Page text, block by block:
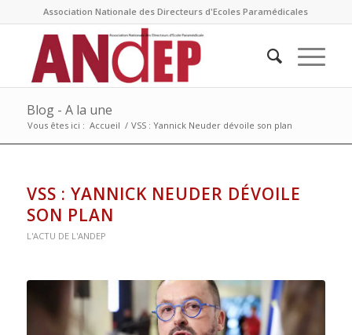
Association Nationale des Directeurs d'Ecoles Paramédicales
Blog - A la une
Vous êtes ici : Accueil / VSS : Yannick Neuder dévoile son plan
VSS : YANNICK NEUDER DÉVOILE
SON PLAN
L'ACTU DE L'ANDEP